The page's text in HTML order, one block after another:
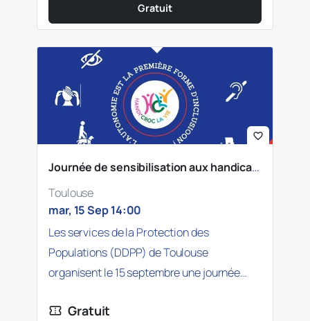
Gratuit
favorite_border
Journée de sensibilisation aux handicaps – DDPP de Toulouse
Toulouse
mar, 15 Sep 14:00
Les services de la Protection des
Populations (DDPP) de Toulouse
organisent le 15 septembre une journée
confirmation_number Gratuit